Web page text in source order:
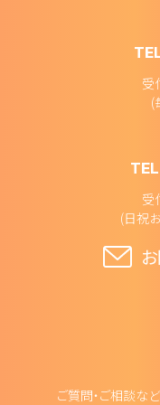
受
(
TEL
受
(日祝
ご質問・ご相談な